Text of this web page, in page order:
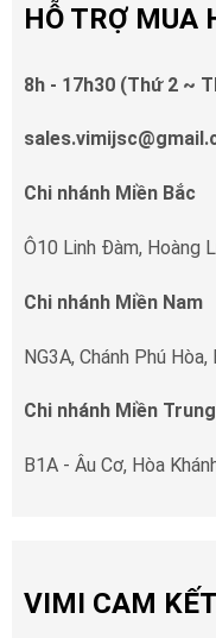
HỖ TRỢ MUA
8h - 17h30 (Thứ 2 ~
Chi nhánh Miền Bắc
Ô10 Linh Đàm, Hoàng
Chi nhánh Miền Nam
NG3A, Chánh Phú
Chi nhánh Miền Trung
B1A - Âu Cơ, Hòa
VIMI CAM KẾT